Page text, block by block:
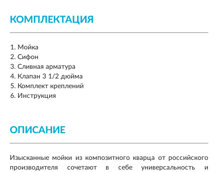
КОМПЛЕКТАЦИЯ
Мойка
Сифон
Сливная арматура
Клапан 3 1/2 дюйма
Комплект креплений
Инструкция
ОПИСАНИЕ
Изысканные мойки из композитного кварца от российского
производителя сочетают в себе универсальность и